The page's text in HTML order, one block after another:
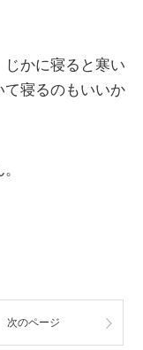
かに寝ると寒い
て寝るのもいいか
次のページ